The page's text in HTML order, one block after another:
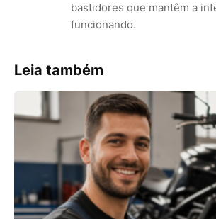
bastidores que mantêm a
funcionando.
Leia também